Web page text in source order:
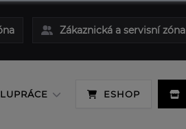
Zákaznická a servisní zóna
ESHOP